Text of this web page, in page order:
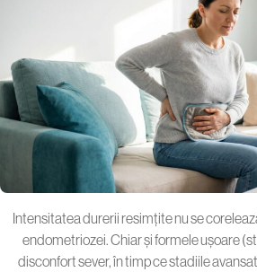
Intensitatea durerii resimțite nu se
endometriozei. Chiar și formele ușoare
disconfort sever, în timp ce stadiile